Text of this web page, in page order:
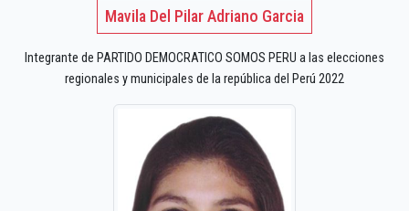
Mavila Del Pilar Adriano Garcia
Integrante de PARTIDO DEMOCRATICO SOMOS PERU a las elecciones
regionales y municipales de la república del Perú 2022